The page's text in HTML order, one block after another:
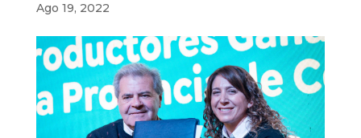
Ago 19, 2022